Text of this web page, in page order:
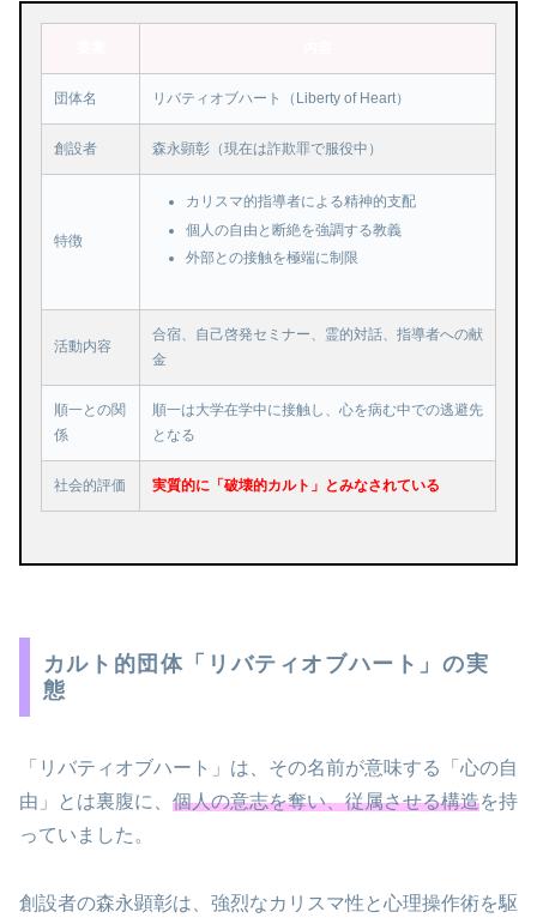
団体名 リバティオブハート（Liberty of Heart）
創設者 森永顕彰（現在は詐欺罪で服役中）
特徴
カリスマ的指導者による精神的支配
個人の自由と断絶を強調する教義
外部との接触を極端に制限
活動内容
合宿、自己啓発セミナー、霊的対話、指導者への献
金
順一との関
係
順一は大学在学中に接触し、心を病む中での逃避先
となる
社会的評価 実質的に「破壊的カルト」とみなされている
カルト的団体「リバティオブハート」の実
態
「リバティオブハート」は、その名前が意味する「心の自
由」とは裏腹に、 個人の意志を奪い、従属させる構造を持
っていました。
創設者の森永顕彰は、強烈なカリスマ性と心理操作術を駆